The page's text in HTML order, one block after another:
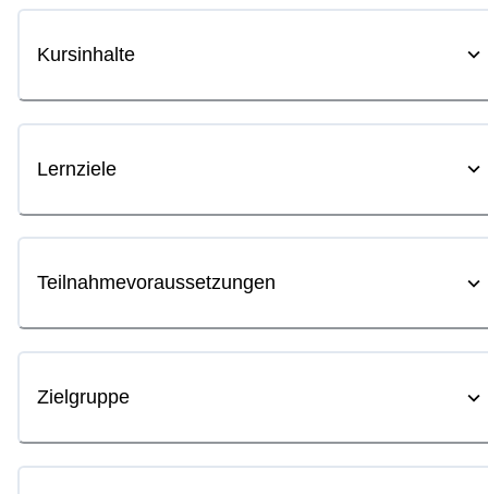
Kursinhalte
Lernziele
Teilnahmevoraussetzungen
Zielgruppe